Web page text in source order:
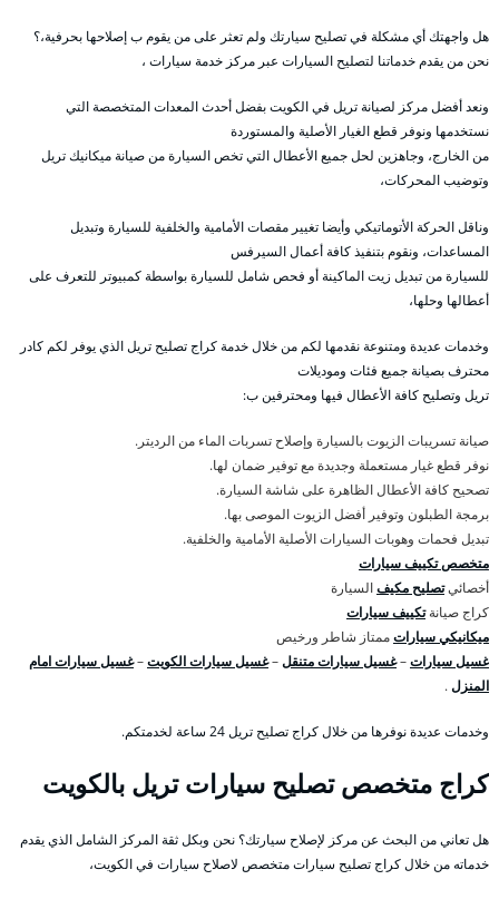
هل واجهتك أي مشكلة في تصليح سيارتك ولم تعثر على من يقوم ب إصلاحها بحرفية،؟
نحن من يقدم خدماتنا لتصليح السيارات عبر مركز خدمة سيارات ،
ونعد أفضل مركز لصيانة تريل في الكويت بفضل أحدث المعدات المتخصصة التي
نستخدمها ونوفر قطع الغيار الأصلية والمستوردة
من الخارج، وجاهزين لحل جميع الأعطال التي تخص السيارة من صيانة ميكانيك تريل
وتوضيب المحركات،
وناقل الحركة الأتوماتيكي وأيضا تغيير مقصات الأمامية والخلفية للسيارة وتبديل
المساعدات، ونقوم بتنفيذ كافة أعمال السيرفس
للسيارة من تبديل زيت الماكينة أو فحص شامل للسيارة بواسطة كمبيوتر للتعرف على
أعطالها وحلها،
وخدمات عديدة ومتنوعة نقدمها لكم من خلال خدمة كراج تصليح تريل الذي يوفر لكم كادر
محترف بصيانة جميع فئات وموديلات
تريل وتصليح كافة الأعطال فيها ومحترفين ب:
صيانة تسريبات الزيوت بالسيارة وإصلاح تسربات الماء من الرديتر.
نوفر قطع غيار مستعملة وجديدة مع توفير ضمان لها.
تصحيح كافة الأعطال الظاهرة على شاشة السيارة.
برمجة الطبلون وتوفير أفضل الزيوت الموصى بها.
تبديل فحمات وهوبات السيارات الأصلية الأمامية والخلفية.
متخصص تكييف سيارات
أخصائيتصليح مكيفالسيارة
كراج صيانةتكييف سيارات
ميكانيكي سياراتممتاز شاطر ورخيص
غسيل سيارات–غسيل سيارات متنقل–غسيل سيارات الكويت–غسيل سيارات امام
المنزل.
وخدمات عديدة نوفرها من خلال كراج تصليح تريل 24 ساعة لخدمتكم.
كراج متخصص تصليح سيارات تريل بالكويت
هل تعاني من البحث عن مركز لإصلاح سيارتك؟ نحن وبكل ثقة المركز الشامل الذي يقدم
خدماته من خلال كراج تصليح سيارات متخصص لاصلاح سيارات في الكويت،